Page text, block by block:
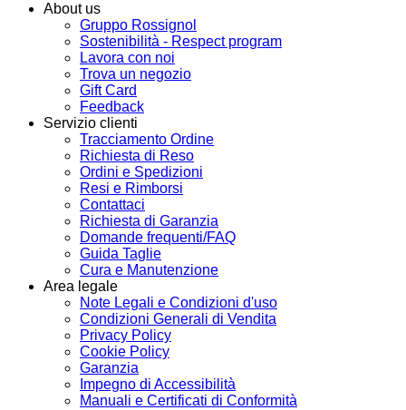
About us
Gruppo Rossignol
Sostenibilità - Respect program
Lavora con noi
Trova un negozio
Gift Card
Feedback
Servizio clienti
Tracciamento Ordine
Richiesta di Reso
Ordini e Spedizioni
Resi e Rimborsi
Contattaci
Richiesta di Garanzia
Domande frequenti/FAQ
Guida Taglie
Cura e Manutenzione
Area legale
Note Legali e Condizioni d'uso
Condizioni Generali di Vendita
Privacy Policy
Cookie Policy
Garanzia
Impegno di Accessibilità
Manuali e Certificati di Conformità